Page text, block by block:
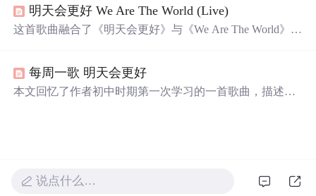
们对生活的热爱与对未来的憧憬。
明天会更好 We Are The World (Live)
这首歌曲融合了《明天会更好》与《We Are The World》的
无情的战火等元素，传达出积极向上的人生态度。
每周一歌 明天会更好
本文回忆了作者初中时期第一次学习的一首歌曲，描述了
说点什么…